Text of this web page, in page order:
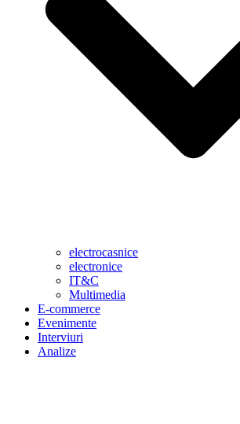
electrocasnice
electronice
IT&C
Multimedia
E-commerce
Evenimente
Interviuri
Analize